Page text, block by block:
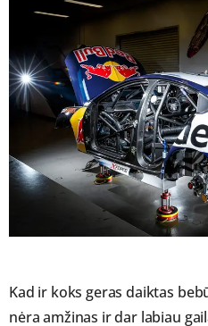
Kad ir koks geras daiktas
nėra amžinas ir dar labiau